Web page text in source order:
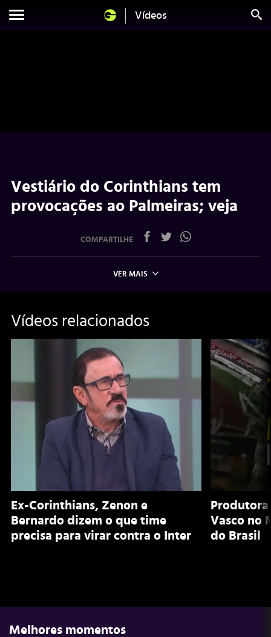
Vídeos
Vestiário do Corinthians tem
provocações ao Palmeiras; veja
COMPARTILHE
VER MAIS
Vídeos relacionados
Ex-Corinthians, Zenon e
Bernardo dizem o que time
precisa para virar contra o Inter
Produtora
Vasco no
do Brasil
Melhores momentos